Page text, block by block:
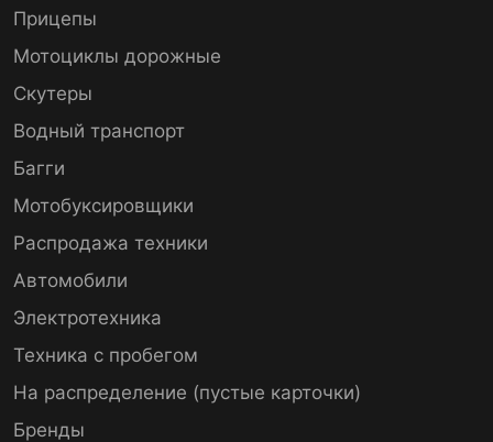
Прицепы
Мотоциклы дорожные
Скутеры
Водный транспорт
Багги
Мотобуксировщики
Распродажа техники
Автомобили
Электротехника
Техника с пробегом
На распределение (пустые карточки)
Бренды